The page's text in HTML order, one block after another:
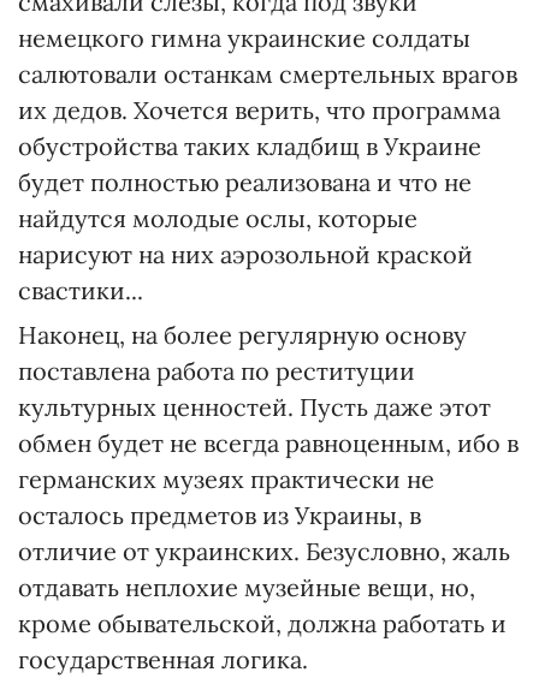
немецкого гимна украинские солдаты
салютовали останкам смертельных врагов
их дедов. Хочется верить, что программа
обустройства таких кладбищ в Украине
будет полностью реализована и что не
найдутся молодые ослы, которые
нарисуют на них аэрозольной краской
свастики...
Наконец, на более регулярную основу
поставлена работа по реституции
культурных ценностей. Пусть даже этот
обмен будет не всегда равноценным, ибо в
германских музеях практически не
осталось предметов из Украины, в
отличие от украинских. Безусловно, жаль
отдавать неплохие музейные вещи, но,
кроме обывательской, должна работать и
государственная логика.